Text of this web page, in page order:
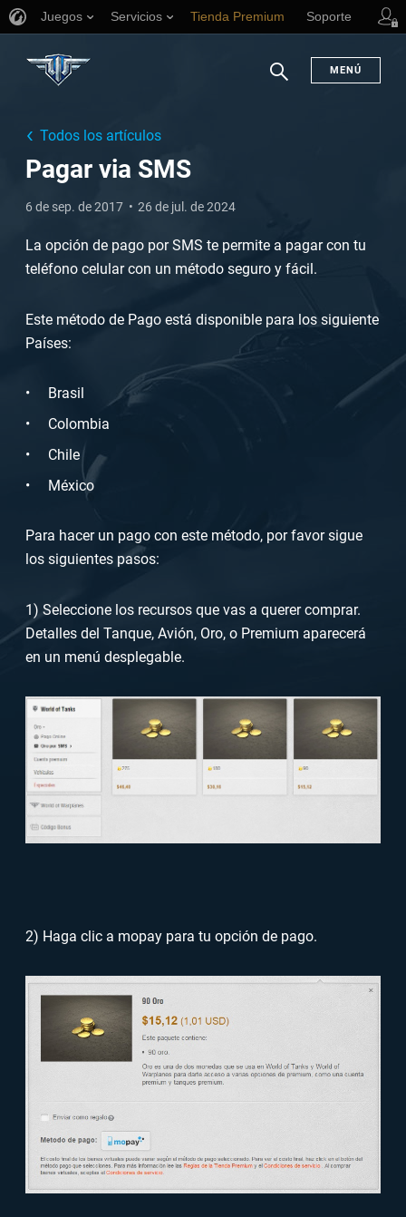
Juegos Servicios Tienda Premium Soporte
MENÚ
Todos los artículos
Pagar via SMS
6 de sep. de 2017 26 de jul. de 2024
La opción de pago por SMS te permite a pagar con tu
teléfono celular con un método seguro y fácil.
Este método de Pago está disponible para los siguiente
Países:
Brasil
Colombia
Chile
México
Para hacer un pago con este método, por favor sigue
los siguientes pasos:
1) Seleccione los recursos que vas a querer comprar.
Detalles del Tanque, Avión, Oro, o Premium aparecerá
en un menú desplegable.
2) Haga clic a mopay para tu opción de pago.